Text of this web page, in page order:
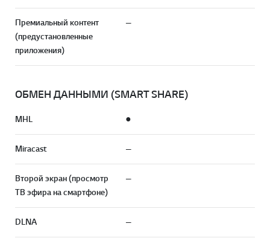
Премиальный контент
(предустановленные
приложения)
—
ОБМЕН ДАННЫМИ (SMART SHARE)
MHL ●
Miracast —
Второй экран (просмотр
ТВ эфира на смартфоне)
—
DLNA —